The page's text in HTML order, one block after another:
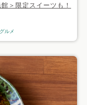
＞限定スイーツも！
グルメ